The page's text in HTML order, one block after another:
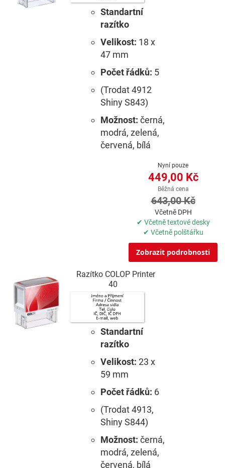
Standartní
razítko
Velikost: 18 x
47 mm
Počet řádků: 5
(Trodat 4912
Shiny S843)
Možnost: černá,
modrá, zelená,
červená, bílá
Nyní pouze
449,00 Kč
Běžná cena
643,00 Kč
Včetně DPH
✔ Včetně textové desky
✔ Včetně polštářku
Zobrazit podrobnosti
Razítko COLOP Printer
40
Standartní
razítko
Velikost: 23 x
59 mm
Počet řádků: 6
(Trodat 4913,
Shiny S844)
Možnost: černá,
modrá, zelená,
červená, bílá